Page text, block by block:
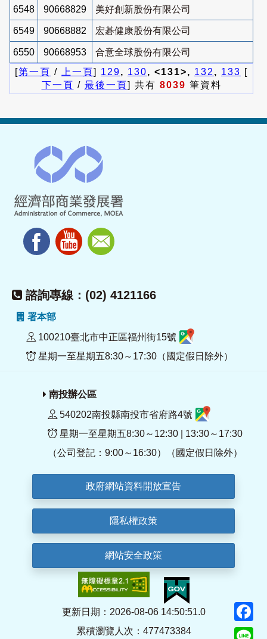
6548 90668829 美好創新股份有限公司
6549 90668882 宏碁健康股份有限公司
6550 90668953
合意全球股份有限公司
[第一頁 / 上一頁] 129, 130, <131>, 132 , 133 [
下一頁 / 最後一頁] 共有 8039 筆資料
諮詢專線：(02) 4121166
署本部
100210臺北市中正區福州街15號
星期一至星期五8:30～17:30（國定假日除外）
南投辦公區
540202南投縣南投市省府路4號
星期一至星期五8:30～12:30 | 13:30～17:30
（公司登記：9:00～16:30）（國定假日除外）
政府網站資料開放宣告
隱私權政策
網站安全政策
更新日期：2026-08-06 14:50:51.0
累積瀏覽人次：477473384